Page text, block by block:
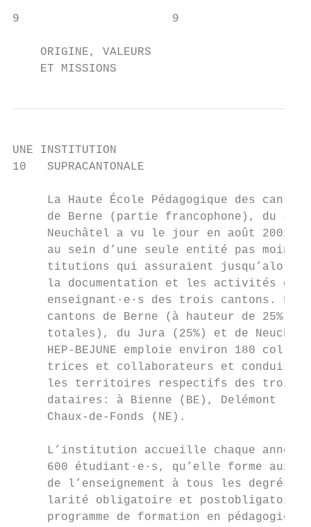
9                      9
    ORIGINE, VALEURS
    ET MISSIONS
UNE INSTITUTION
10   SUPRACANTONALE
La Haute École Pédagogique des
de Berne (partie francophone), du
Neuchâtel a vu le jour en août 2001.
au sein d’une seule entité pas moins
titutions qui assuraient jusqu’alors
la documentation et les activités de
enseignant·e·s des trois cantons.
cantons de Berne (à hauteur de 25%
totales), du Jura (25%) et de
HEP-BEJUNE emploie environ 180
trices et collaborateurs et conduit
les territoires respectifs des trois
dataires: à Bienne (BE), Delémont
Chaux-de-Fonds (NE).
L’institution accueille chaque année
600 étudiant·e·s, qu’elle forme aux
de l’enseignement à tous les degrés
larité obligatoire et
programme de formation en pédagogie